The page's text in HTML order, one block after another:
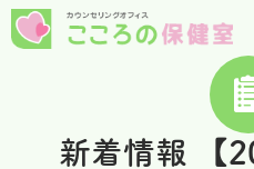
新着情報 【